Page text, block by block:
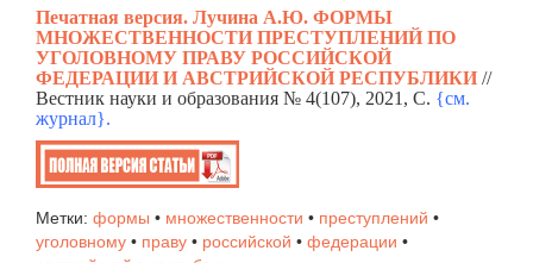
Печатная версия. Лучина А.Ю. ФОРМЫ
МНОЖЕСТВЕННОСТИ ПРЕСТУПЛЕНИЙ ПО
УГОЛОВНОМУ ПРАВУ РОССИЙСКОЙ
ФЕДЕРАЦИИ И АВСТРИЙСКОЙ РЕСПУБЛИКИ //
Вестник науки и образования № 4(107), 2021, C. {см.
журнал}.
Метки: формы • множественности • преступлений •
уголовному • праву • российской • федерации •